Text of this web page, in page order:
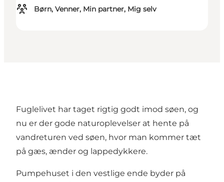
Børn, Venner, Min partner, Mig selv
Fuglelivet har taget rigtig godt imod søen, og
nu er der gode naturoplevelser at hente på
vandreturen ved søen, hvor man kommer tæt
på gæs, ænder og lappedykkere.
Pumpehuset i den vestlige ende byder på